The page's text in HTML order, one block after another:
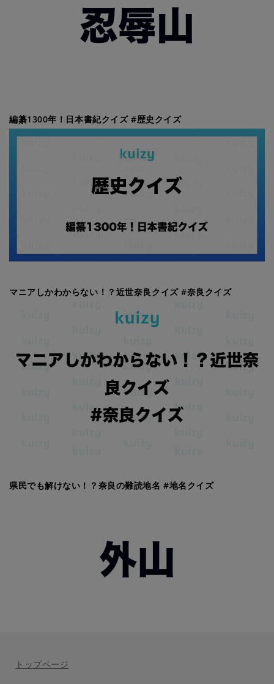
編纂1300年！日本書紀クイズ #歴史クイズ
マニアしかわからない！？近世奈良クイズ #奈良クイズ
県民でも解けない！？奈良の難読地名 #地名クイズ
トップページ